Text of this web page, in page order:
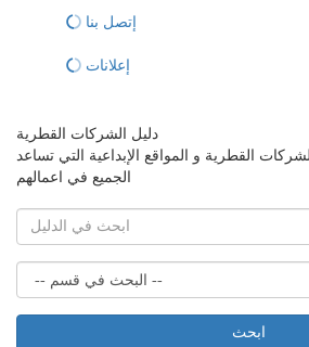
إتصل بنا
إعلانات
دليل الشركات القطرية
القطرية و المواقع الإبداعية التي تساعد
الجميع في اعمالهم
ابحث